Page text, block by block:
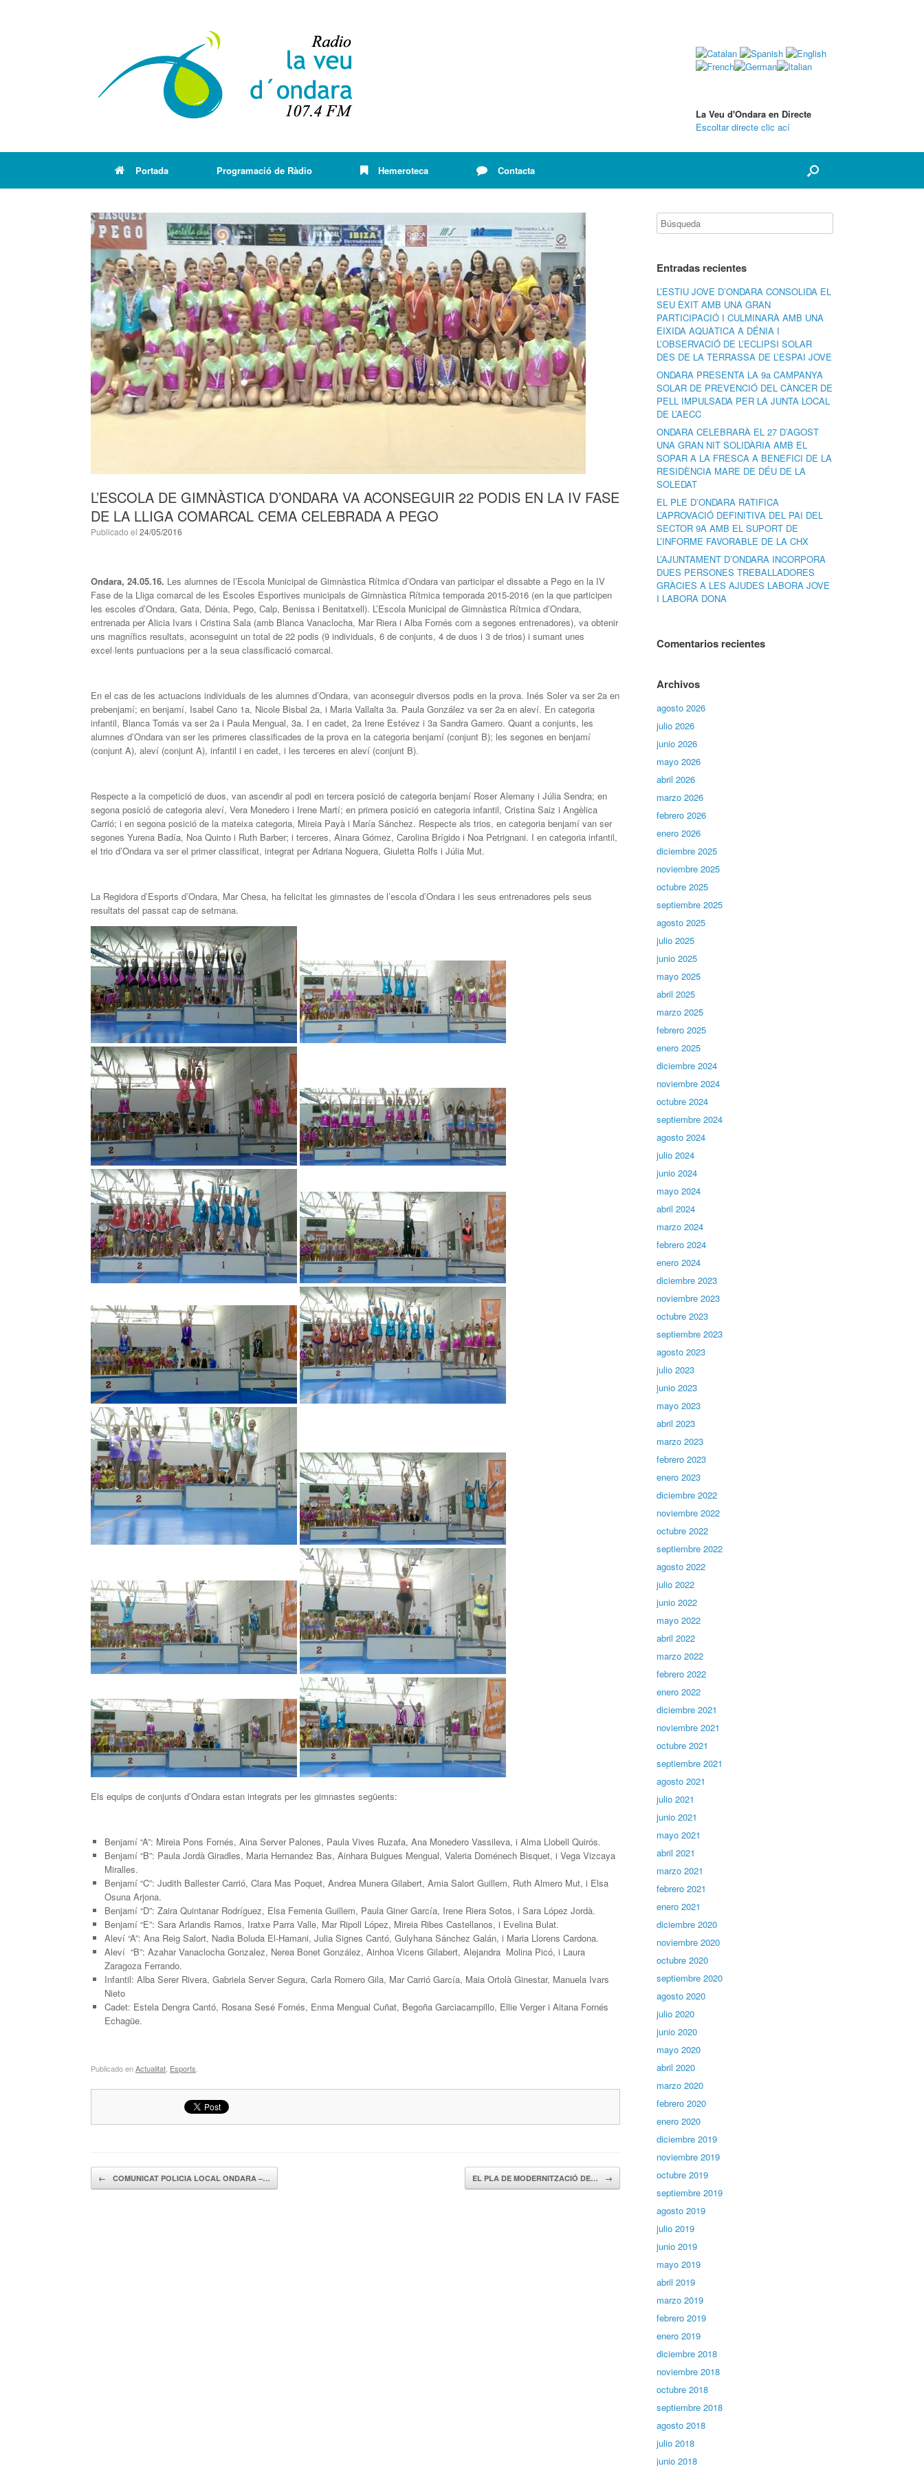
La Veu d'Ondara en Directe
Escoltar directe clic ací
Portada Programació de Ràdio Hemeroteca Contacta
L’ESCOLA DE GIMNÀSTICA D’ONDARA VA ACONSEGUIR 22 PODIS EN LA IV FASE
DE LA LLIGA COMARCAL CEMA CELEBRADA A PEGO
Publicado el 24/05/2016
Ondara, 24.05.16. Les alumnes de l’Escola Municipal de Gimnàstica Rítmica d’Ondara van participar el dissabte a Pego en la IV
Fase de la Lliga comarcal de les Escoles Esportives municipals de Gimnàstica Rítmica temporada 2015-2016 (en la que participen
les escoles d’Ondara, Gata, Dénia, Pego, Calp, Benissa i Benitatxell). L’Escola Municipal de Gimnàstica Rítmica d’Ondara,
entrenada per Alicia Ivars i Cristina Sala (amb Blanca Vanaclocha, Mar Riera i Alba Fornés com a segones entrenadores), va obtenir
uns magnífics resultats, aconseguint un total de 22 podis (9 individuals, 6 de conjunts, 4 de duos i 3 de trios) i sumant unes
excel·lents puntuacions per a la seua classificació comarcal.
En el cas de les actuacions individuals de les alumnes d’Ondara, van aconseguir diversos podis en la prova. Inés Soler va ser 2a en
prebenjamí; en benjamí, Isabel Cano 1a, Nicole Bisbal 2a, i Maria Vallalta 3a. Paula González va ser 2a en aleví. En categoria
infantil, Blanca Tomás va ser 2a i Paula Mengual, 3a. I en cadet, 2a Irene Estévez i 3a Sandra Gamero. Quant a conjunts, les
alumnes d’Ondara van ser les primeres classificades de la prova en la categoria benjamí (conjunt B); les segones en benjamí
(conjunt A), aleví (conjunt A), infantil i en cadet, i les terceres en aleví (conjunt B).
Respecte a la competició de duos, van ascendir al podi en tercera posició de categoria benjamí Roser Alemany i Júlia Sendra; en
segona posició de categoria aleví, Vera Monedero i Irene Martí; en primera posició en categoria infantil, Cristina Saiz i Angèlica
Carrió; i en segona posició de la mateixa categoria, Mireia Payà i María Sánchez. Respecte als trios, en categoria benjamí van ser
segones Yurena Badía, Noa Quinto i Ruth Barber; i terceres, Ainara Gómez, Carolina Brígido i Noa Petrignani. I en categoria infantil,
el trio d’Ondara va ser el primer classificat, integrat per Adriana Noguera, Giuletta Rolfs i Júlia Mut.
La Regidora d’Esports d’Ondara, Mar Chesa, ha felicitat les gimnastes de l’escola d’Ondara i les seus entrenadores pels seus
resultats del passat cap de setmana.
Els equips de conjunts d’Ondara estan integrats per les gimnastes següents:
Benjamí “A”: Mireia Pons Fornés, Aina Server Palones, Paula Vives Ruzafa, Ana Monedero Vassileva, i Alma Llobell Quirós.
Benjamí “B”: Paula Jordà Giradles, Maria Hernandez Bas, Ainhara Buigues Mengual, Valeria Doménech Bisquet, i Vega Vizcaya
Miralles.
Benjamí “C”: Judith Ballester Carrió, Clara Mas Poquet, Andrea Munera Gilabert, Amia Salort Guillem, Ruth Almero Mut, i Elsa
Osuna Arjona.
Benjamí “D”: Zaira Quintanar Rodríguez, Elsa Femenia Guillem, Paula Giner García, Irene Riera Sotos, i Sara López Jordà.
Benjamí “E”: Sara Arlandis Ramos, Iratxe Parra Valle, Mar Ripoll López, Mireia Ribes Castellanos, i Evelina Bulat.
Aleví “A”: Ana Reig Salort, Nadia Boluda El-Hamani, Julia Signes Cantó, Gulyhana Sánchez Galán, i Maria Llorens Cardona.
Aleví “B”: Azahar Vanaclocha Gonzalez, Nerea Bonet González, Ainhoa Vicens Gilabert, Alejandra Molina Picó, i Laura
Zaragoza Ferrando.
Infantil: Alba Serer Rivera, Gabriela Server Segura, Carla Romero Gila, Mar Carrió García, Maia Ortolà Ginestar, Manuela Ivars
Nieto
Cadet: Estela Dengra Cantó, Rosana Sesé Fornés, Enma Mengual Cuñat, Begoña Garciacampillo, Ellie Verger i Aitana Fornés
Echagüe.
Publicado enActualitat Esports
Navegador de artículos
← COMUNICAT POLICIA LOCAL ONDARA –… EL PLA DE MODERNITZACIÓ DE… →
Entradas recientes
L’ESTIU JOVE D’ONDARA CONSOLIDA EL
SEU ÈXIT AMB UNA GRAN
PARTICIPACIÓ I CULMINARÀ AMB UNA
EIXIDA AQUÀTICA A DÉNIA I
L’OBSERVACIÓ DE L’ECLIPSI SOLAR
DES DE LA TERRASSA DE L’ESPAI JOVE
ONDARA PRESENTA LA 9a CAMPANYA
SOLAR DE PREVENCIÓ DEL CÀNCER DE
PELL IMPULSADA PER LA JUNTA LOCAL
DE L’AECC
ONDARA CELEBRARÀ EL 27 D’AGOST
UNA GRAN NIT SOLIDÀRIA AMB EL
SOPAR A LA FRESCA A BENEFICI DE LA
RESIDÈNCIA MARE DE DÉU DE LA
SOLEDAT
EL PLE D’ONDARA RATIFICA
L’APROVACIÓ DEFINITIVA DEL PAI DEL
SECTOR 9A AMB EL SUPORT DE
L’INFORME FAVORABLE DE LA CHX
L’AJUNTAMENT D’ONDARA INCORPORA
DUES PERSONES TREBALLADORES
GRÀCIES A LES AJUDES LABORA JOVE
I LABORA DONA
Comentarios recientes
Archivos
agosto 2026
julio 2026
junio 2026
mayo 2026
abril 2026
marzo 2026
febrero 2026
enero 2026
diciembre 2025
noviembre 2025
octubre 2025
septiembre 2025
agosto 2025
julio 2025
junio 2025
mayo 2025
abril 2025
marzo 2025
febrero 2025
enero 2025
diciembre 2024
noviembre 2024
octubre 2024
septiembre 2024
agosto 2024
julio 2024
junio 2024
mayo 2024
abril 2024
marzo 2024
febrero 2024
enero 2024
diciembre 2023
noviembre 2023
octubre 2023
septiembre 2023
agosto 2023
julio 2023
junio 2023
mayo 2023
abril 2023
marzo 2023
febrero 2023
enero 2023
diciembre 2022
noviembre 2022
octubre 2022
septiembre 2022
agosto 2022
julio 2022
junio 2022
mayo 2022
abril 2022
marzo 2022
febrero 2022
enero 2022
diciembre 2021
noviembre 2021
octubre 2021
septiembre 2021
agosto 2021
julio 2021
junio 2021
mayo 2021
abril 2021
marzo 2021
febrero 2021
enero 2021
diciembre 2020
noviembre 2020
octubre 2020
septiembre 2020
agosto 2020
julio 2020
junio 2020
mayo 2020
abril 2020
marzo 2020
febrero 2020
enero 2020
diciembre 2019
noviembre 2019
octubre 2019
septiembre 2019
agosto 2019
julio 2019
junio 2019
mayo 2019
abril 2019
marzo 2019
febrero 2019
enero 2019
diciembre 2018
noviembre 2018
octubre 2018
septiembre 2018
agosto 2018
julio 2018
junio 2018